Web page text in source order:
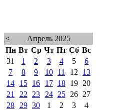
<
Апрель 2025
Пн Вт Ср Чт Пт Сб Вс
31
1 2 3 4 5
6
7
8 9 10 11 12
13
14
15 16 17 18 19
20
21
22 23 24 25 26
27
28
29 30 1 2 3
4